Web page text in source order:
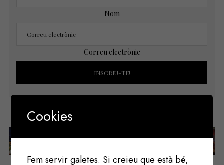
Nom
Correu electrònic
Anterior Següent
Cookies
Fem servir galetes. Si creieu que està bé,